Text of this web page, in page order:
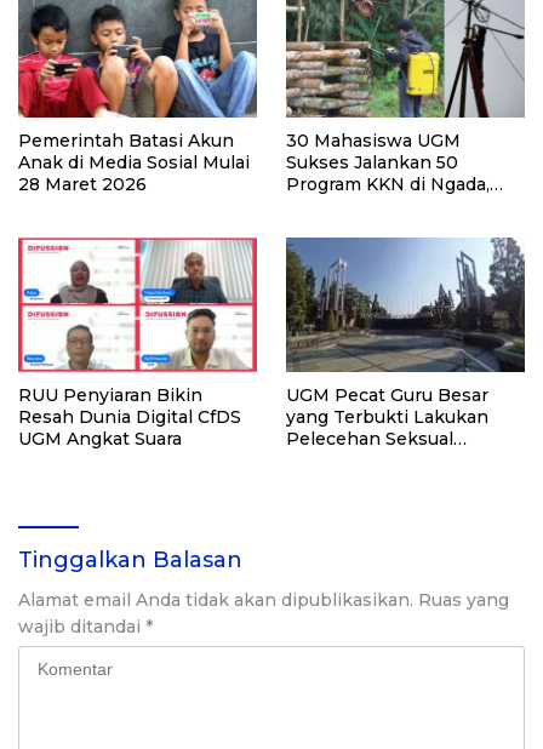
Pemerintah Batasi Akun
Anak di Media Sosial Mulai
28 Maret 2026
30 Mahasiswa UGM
Sukses Jalankan 50
Program KKN di Ngada,
RUU Penyiaran Bikin
Resah Dunia Digital CfDS
UGM Angkat Suara
UGM Pecat Guru Besar
yang Terbukti Lakukan
Pelecehan Seksual
Tinggalkan Balasan
Alamat email Anda tidak akan dipublikasikan. Ruas yang
wajib ditandai *